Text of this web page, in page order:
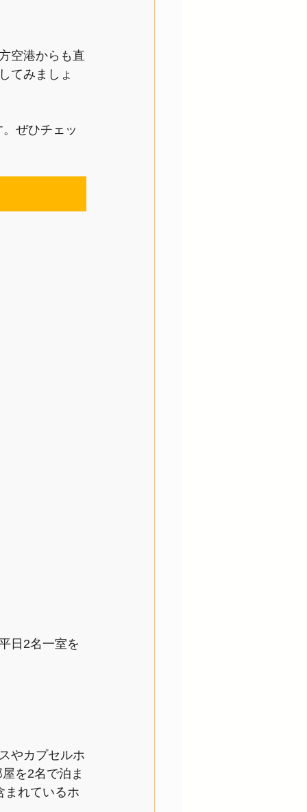
空港からも直
てみましょ
ぜひチェッ
日2名一室を
やカプセルホ
を2名で泊ま
まれているホ